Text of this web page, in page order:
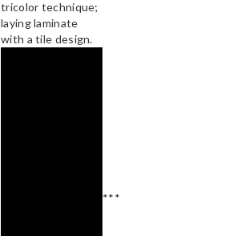
tricolor technique;
laying laminate
with a tile design.
***